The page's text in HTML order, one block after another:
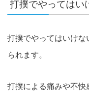
打撲でやってはい
打撲でやってはいけ
られます。
打撲による痛みや不